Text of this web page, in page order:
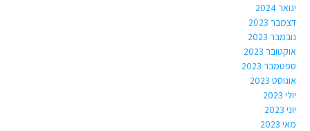
ינואר 2024
דצמבר 2023
נובמבר 2023
אוקטובר 2023
ספטמבר 2023
אוגוסט 2023
יולי 2023
יוני 2023
מאי 2023